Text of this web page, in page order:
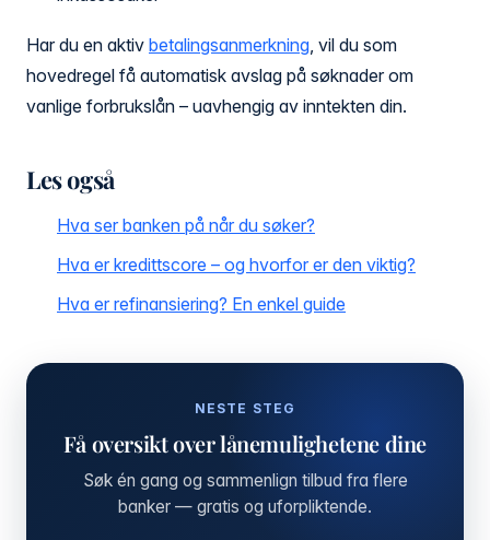
Har du en aktiv betalingsanmerkning, vil du som
hovedregel få automatisk avslag på søknader om
vanlige forbrukslån – uavhengig av inntekten din.
Les også
Hva ser banken på når du søker?
Hva er kredittscore – og hvorfor er den viktig?
Hva er refinansiering? En enkel guide
NESTE STEG
Få oversikt over lånemulighetene dine
Søk én gang og sammenlign tilbud fra flere
banker — gratis og uforpliktende.